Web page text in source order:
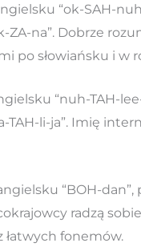
“ok-SAH-
ZA-na”. Dobrze
po słowiańsku i w
“nuh-TAH-
TAH-li-ja”. Imię
“BOH-
radzą
łatwych fonemów.